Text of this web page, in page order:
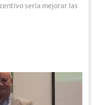
sería mejorar las